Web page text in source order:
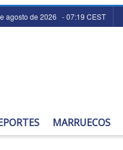
agosto de 2026 - 07:19 CEST
MARRUECOS